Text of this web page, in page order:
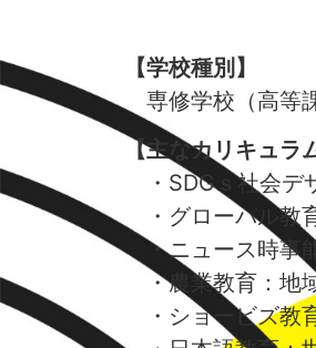
【学校種別】
専修学校（高等
【主なカリキュラ
・SDGｓ社会デ
・グローバル教
・ニュース時事能
・農業教育：地
・ショービズ教